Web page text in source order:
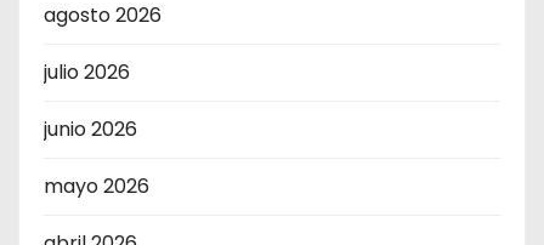
agosto 2026
julio 2026
junio 2026
mayo 2026